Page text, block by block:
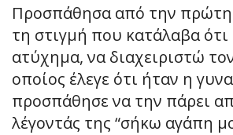
Προσπάθησα από την πρώτη
τη στιγμή που κατάλαβα ότι
ατύχημα, να διαχειριστώ
οποίος έλεγε ότι ήταν η
προσπάθησε να την πάρει
λέγοντάς της “σήκω αγάπη